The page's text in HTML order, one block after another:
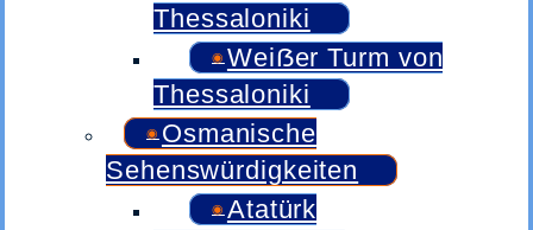
Thessaloniki
Weiẞer Turm von
Thessaloniki
Osmanische
Sehenswürdigkeiten
Atatürk